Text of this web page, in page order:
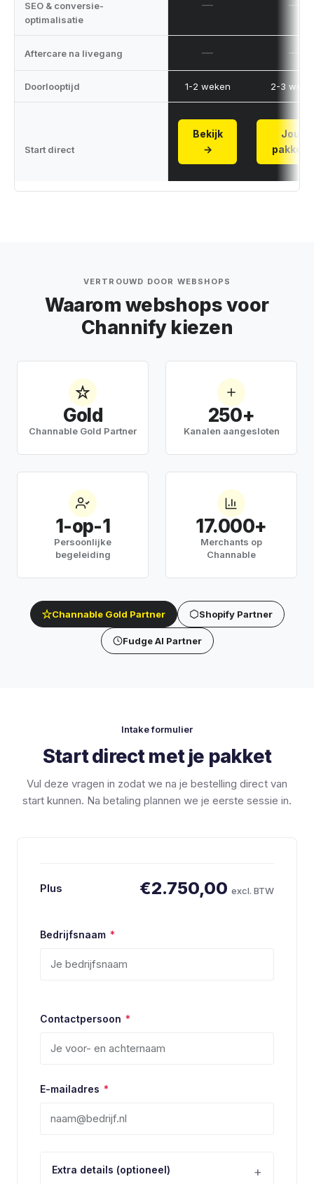
SEO & conversie-
optimalisatie
— —
Aftercare na livegang — —
Doorlooptijd 1-2 weken 2-3
Start direct
Bekijk
→
Jouw
pakket
VERTROUWD DOOR WEBSHOPS
Waarom webshops voor
Channify kiezen
Gold
Channable Gold Partner
250+
Kanalen aangesloten
1-op-1
Persoonlijke
begeleiding
17.000+
Merchants op
Channable
Channable Gold Partner Shopify Partner
Fudge AI Partner
Intake formulier
Start direct met je pakket
Vul deze vragen in zodat we na je bestelling direct van
start kunnen. Na betaling plannen we je eerste sessie in.
Plus €2.750,00 excl. BTW
Bedrijfsnaam *
Contactpersoon *
E-mailadres *
Extra details (optioneel)